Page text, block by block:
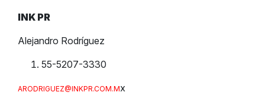
INK PR
Alejandro Rodríguez
55-5207-3330
ARODRIGUEZ@INKPR.COM.Mx